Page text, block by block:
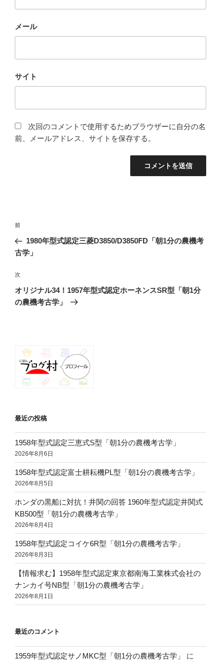
メール
サイト
次回のコメントで使用するためブラウザーに自分の名
前、メールアドレス、サイトを保存する。
投
ナ
ゲ
ー
シ
前
の
投
前
1980年型式認定三菱D3850/D3850FD「朝1分の農機考
古学」
次
の
投
次
オリジナル34！1957年型式認定ホーネンスSR型「朝1分
の農機考古学」
最近の投稿
1958年型式認定三恵式S型「朝1分の農機考古学」
2026年8月6日
1958年型式認定富士耕耘機PL型「朝1分の農機考古学」
2026年8月5日
ホンダの黒船に対抗！井関の回答 1960年型式認定井関式
KB500型「朝1分の農機考古学」
2026年8月4日
1958年型式認定コイケ6R型「朝1分の農機考古学」
2026年8月3日
【情報求む】1958年型式認定東京都南海工業株式会社の
ナンカイ号NB型「朝1分の農機考古学」
2026年8月1日
最近のコメント
1959年型式認定サノMKC型「朝1分の農機考古学」 に